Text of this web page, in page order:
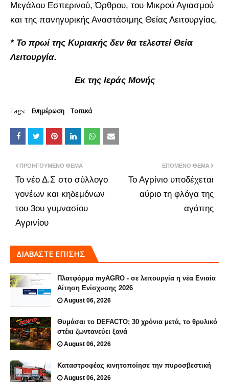
Μεγάλου Εσπερινού, Όρθρου, του Μικρού Αγιασμού
και της πανηγυρικής Αναστάσιμης Θείας Λειτουργίας.
* Το πρωί της Κυριακής δεν θα τελεστεί Θεία
Λειτουργία.
Εκ της Ιεράς Μονής
Tags: Ενημέρωση Τοπικά
ΕΠΌΜΕΝΟ ΘΈΜΑ
Το Αγρίνιο υποδέχεται
αύριο τη φλόγα της
αγάπης
ΠΡΟΗΓΟΎΜΕΝΟ ΘΈΜΑ
Το νέο Δ.Σ στο σύλλογο
γονέων και κηδεμόνων
του 3ου γυμνασίου
Αγρινίου
ΔΙΑΒΑΣΤΕ ΕΠΙΣΗΣ
Πλατφόρμα myAGRO - σε λειτουργία η νέα Ενιαία
Αίτηση Ενίσχυσης 2026
August 06, 2026
Θυμάσαι το DEFACTO; 30 χρόνια μετά, το θρυλικό
στέκι ζωντανεύει ξανά
August 06, 2026
Καταστροφέας κινητοποίησε την πυροσβεστική
August 06, 2026